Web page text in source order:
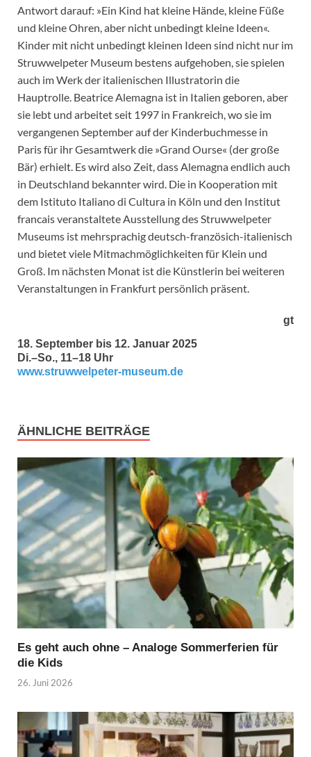
Antwort darauf: »Ein Kind hat kleine Hände, kleine Füße
und kleine Ohren, aber nicht unbedingt kleine Ideen«.
Kinder mit nicht unbedingt kleinen Ideen sind nicht nur im
Struwwelpeter Museum bestens aufgehoben, sie spielen
auch im Werk der italienischen Illustratorin die
Hauptrolle. Beatrice Alemagna ist in Italien geboren, aber
sie lebt und arbeitet seit 1997 in Frankreich, wo sie im
vergangenen September auf der Kinderbuchmesse in
Paris für ihr Gesamtwerk die »Grand Ourse« (der große
Bär) erhielt. Es wird also Zeit, dass Alemagna endlich auch
in Deutschland bekannter wird. Die in Kooperation mit
dem Istituto Italiano di Cultura in Köln und den Institut
francais veranstaltete Ausstellung des Struwwelpeter
Museums ist mehrsprachig deutsch-französich-italienisch
und bietet viele Mitmachmöglichkeiten für Klein und
Groß. Im nächsten Monat ist die Künstlerin bei weiteren
Veranstaltungen in Frankfurt persönlich präsent.
gt
18. September bis 12. Januar 2025
Di.–So., 11–18 Uhr
www.struwwelpeter-museum.de
ÄHNLICHE BEITRÄGE
Es geht auch ohne – Analoge Sommerferien für
die Kids
26. Juni 2026